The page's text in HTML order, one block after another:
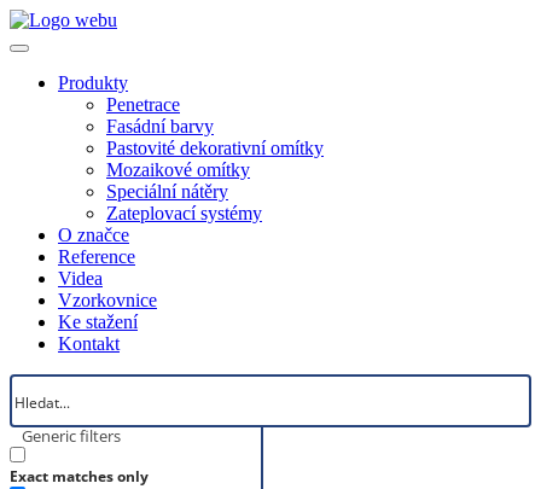
Produkty
Penetrace
Fasádní barvy
Pastovité dekorativní omítky
Mozaikové omítky
Speciální nátěry
Zateplovací systémy
O značce
Reference
Videa
Vzorkovnice
Ke stažení
Kontakt
Generic filters
Exact matches only